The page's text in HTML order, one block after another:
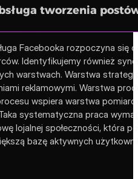
tworzenia
Facebooka rozpoczyna
Identyfikujemy również
warstwach. Warstwa
reklamowymi. Warstwa
wspiera warstwa
systematyczna praca
lojalnej społeczności, która
bazę aktywnych